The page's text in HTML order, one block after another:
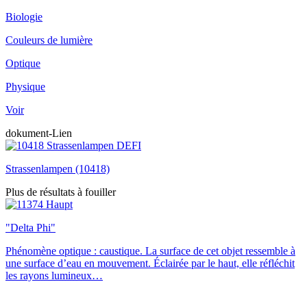
Biologie
Couleurs de lumière
Optique
Physique
Voir
dokument-Lien
Strassenlampen (10418)
Plus de résultats à fouiller
"Delta Phi"
Phénomène optique : caustique. La surface de cet objet ressemble à
une surface d’eau en mouvement. Éclairée par le haut, elle réfléchit
les rayons lumineux…